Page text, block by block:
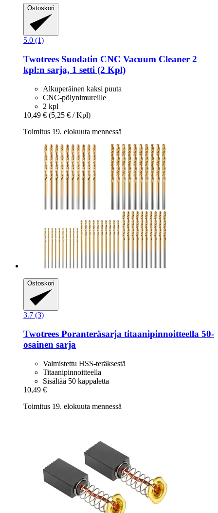
Ostoskori
5.0 (1)
Twotrees Suodatin CNC Vacuum Cleaner 2
kpl:n sarja, 1 setti (2 Kpl)
Alkuperäinen kaksi puuta
CNC-pölynimureille
2 kpl
10,49 € (5,25 € / Kpl)
Toimitus 19. elokuuta mennessä
Ostoskori
3.7 (3)
Twotrees Poranteräsarja titaanipinnoitteella 50-​
osainen sarja
Valmistettu HSS-teräksestä
Titaanipinnoitteella
Sisältää 50 kappaletta
10,49 €
Toimitus 19. elokuuta mennessä